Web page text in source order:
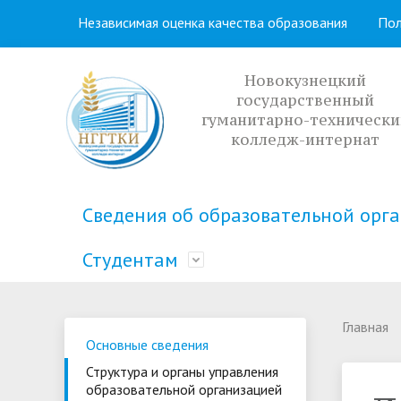
Независимая оценка качества образования
Новокузнецкий
государственный
гуманитарно-
колледж-интернат
Сведения об образовательной
Основные сведения
Кабинет профориентации
доступности
Учебная часть
Студентам
Распорядок дня
Основные сведения
Структура и органы управления
образовательной организацией
Главная